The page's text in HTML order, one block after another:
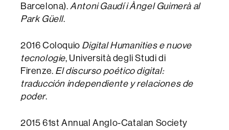
Barcelona).Antoni Gaudí i Àngel Guimerà al
Park Güell.
2016 Coloquio Digital Humanities e nuove
tecnologie, Università degli Studi di
Firenze. El discurso poético digital:
traducción independiente y relaciones de
poder.
2015 61st Annual Anglo-Catalan Society